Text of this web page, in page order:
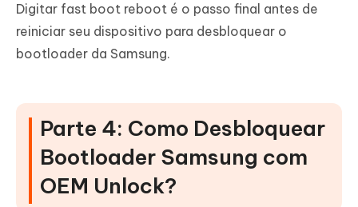
Digitar fast boot reboot é o passo final antes de
reiniciar seu dispositivo para desbloquear o
bootloader da Samsung.
Parte 4: Como Desbloquear
Bootloader Samsung com
OEM Unlock?